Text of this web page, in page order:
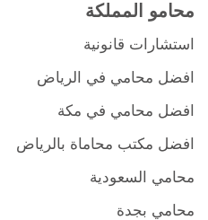
محامو المملكة
استشارات قانونية
افضل محامي في الرياض
افضل محامي في مكة
افضل مكتب محاماة بالرياض
محامي السعودية
محامي بجدة